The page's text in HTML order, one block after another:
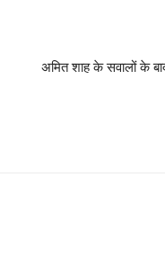
अमित शाह के सवालों के